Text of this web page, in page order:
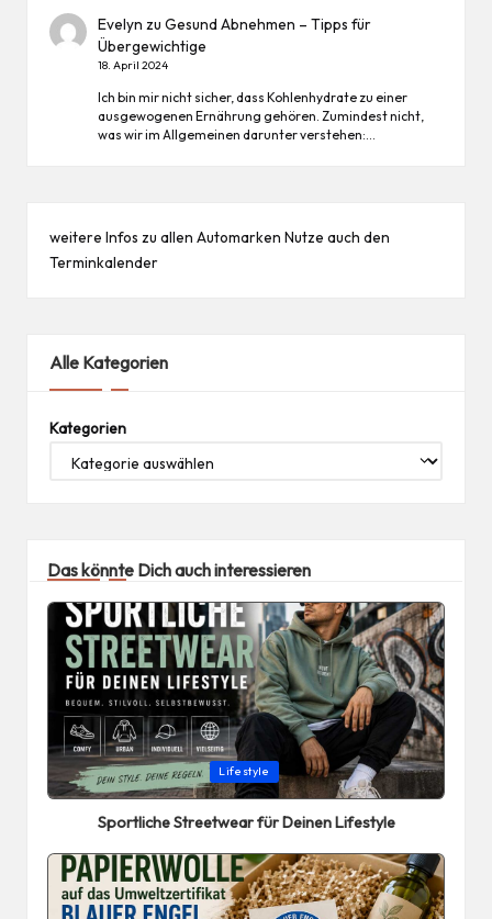
Evelyn zuGesund Abnehmen – Tipps für
Übergewichtige
18. April 2024
Ich bin mir nicht sicher, dass Kohlenhydrate zu einer
ausgewogenen Ernährung gehören. Zumindest nicht,
was wir im Allgemeinen darunter verstehen:…
weitere Infos zu allen Automarken Nutze auch den
Terminkalender
Alle Kategorien
Kategorien
Das könnte Dich auch interessieren
Posted
in
Lifestyle
Sportliche Streetwear für Deinen Lifestyle